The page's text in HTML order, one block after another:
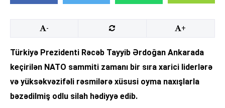
- +
Türkiyə Prezidenti Rəcəb Tayyib Ərdoğan Ankarada
keçirilən NATO sammiti zamanı bir sıra xarici liderlərə
və yüksəkvəzifəli rəsmilərə xüsusi oyma naxışlarla
bəzədilmiş odlu silah hədiyyə edib.